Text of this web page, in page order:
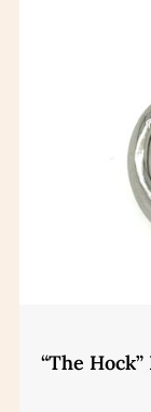
“The